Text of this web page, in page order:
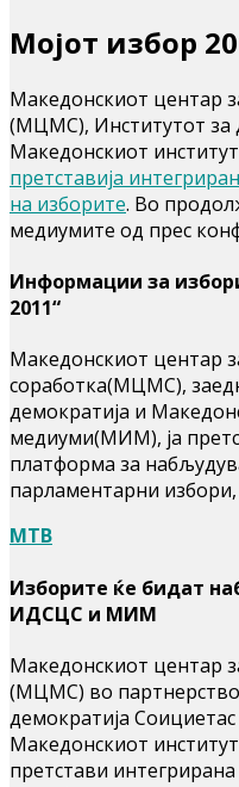
Мојот избор
Македонскиот центар
(МЦМС), Институтот за
Македонскиот
претставија
на изборите. Во
медиумите од прес
Информации за
2011“
Македонскиот центар
соработка(МЦМС),
демократија и
медиуми(МИМ), ја
платформа за
парламентарни избори,
МТВ
Изборите ќе бидат
ИДСЦС и МИМ
Македонскиот центар
(МЦМС) во партнерство
демократија
Македонскиот
претстави